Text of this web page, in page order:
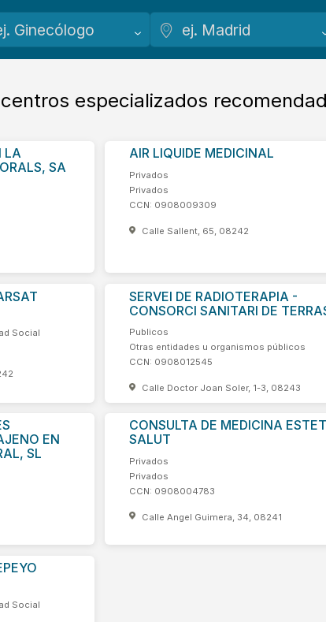
especializados
LA
SA
AIR LIQUIDE MEDICINAL
Privados
Privados
CCN: 0908009309
Calle Sallent, 65, 08242
Social
SERVEI DE RADIOTERAPIA -
CONSORCI SANITARI DE
Publicos
Otras entidades u organismos públicos
CCN: 0908012545
Calle Doctor Joan Soler, 1-3, 08243
EN
SL
CONSULTA DE MEDICINA
SALUT
Privados
Privados
CCN: 0908004783
Calle Angel Guimera, 34, 08241
Social